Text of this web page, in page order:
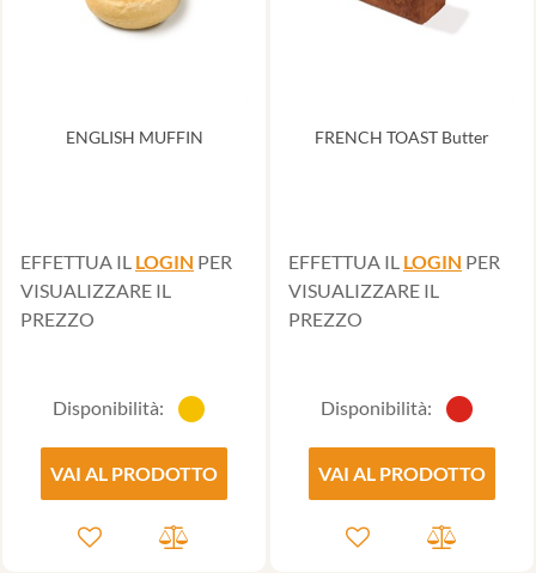
ENGLISH MUFFIN
EFFETTUA IL LOGIN PER
VISUALIZZARE IL
PREZZO
Disponibilità:
VAI AL PRODOTTO
FRENCH TOAST Butter
EFFETTUA IL LOGIN PER
VISUALIZZARE IL
PREZZO
Disponibilità:
VAI AL PRODOTTO